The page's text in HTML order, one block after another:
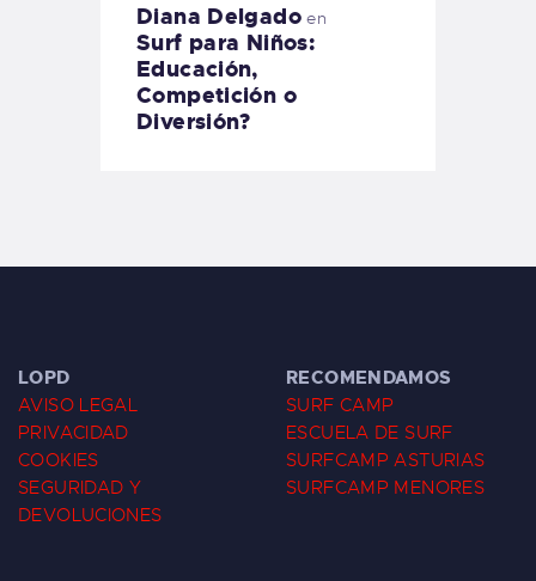
Diana Delgadoen
Surf para Niños:
Educación,
Competición o
Diversión?
LOPD
AVISO LEGAL
PRIVACIDAD
COOKIES
SEGURIDAD Y
DEVOLUCIONES
RECOMENDAMOS
SURF CAMP
ESCUELA DE SURF
SURFCAMP ASTURIAS
SURFCAMP MENORES